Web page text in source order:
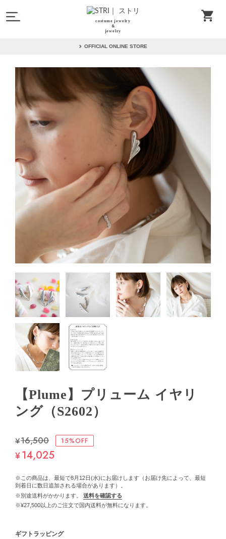
costume jewelry
＆
jewelry
OFFICIAL ONLINE STORE
【Plume】プリューム イヤリ
ング（S2602）
¥16,500 15%OFF
¥14,025
※この商品は、最短で8月12日(水)にお届けします（お届け先によって、最短
到着日に数日追加される場合があります）。
※別途送料がかかります。
送料を確認する
※¥27,500以上のご注文で国内送料が無料になります。
ギフトラッピング